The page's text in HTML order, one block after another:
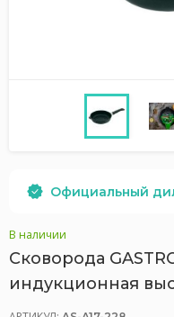
Официальный
В наличии
Сковорода
индукционная